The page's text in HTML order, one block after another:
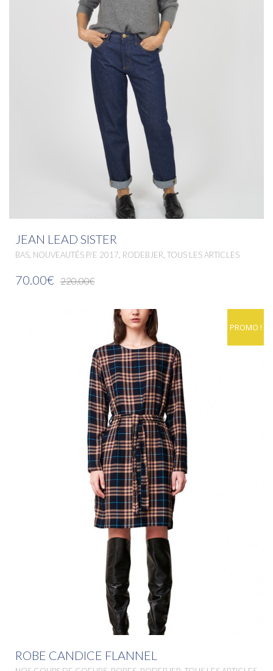
JEAN LEAD SISTER
BAS NOUVEAUTÉS P/E 2017 RODEBJER TOUS LES ARTICLES
220.00€
70.00€
PROMO !
ROBE CANDICE FLANNEL